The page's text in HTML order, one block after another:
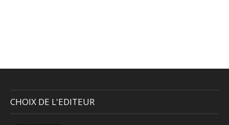
CHOIX DE L'EDITEUR